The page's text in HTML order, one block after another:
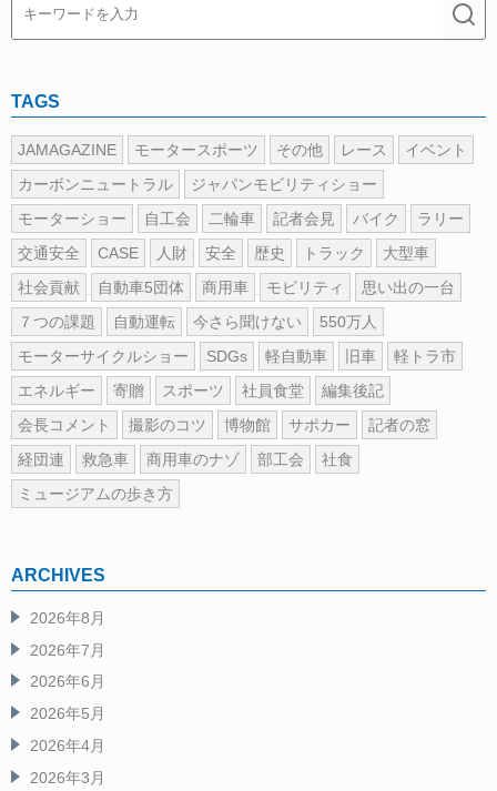
TAGS
JAMAGAZINE モータースポーツ その他 レース
イベント
カーボンニュートラル
ジャパンモビリティショー
モーターショー
自工会 二輪車 記者会見 バイク
ラリー
交通安全
CASE 人財 安全 歴史 トラック
大型車
社会貢献
自動車5団体 商用車 モビリティ
思い出の一台
７つの課題
自動運転 今さら聞けない
550万人
モーターサイクルショー
SDGs 軽自動車 旧車
軽トラ市
エネルギー
寄贈 スポーツ 社員食堂
編集後記
会長コメント
撮影のコツ 博物館 サポカー
記者の窓
経団連
救急車 商用車のナゾ 部工会
社食
ミュージアムの歩き方
ARCHIVES
2026年8月
2026年7月
2026年6月
2026年5月
2026年4月
2026年3月